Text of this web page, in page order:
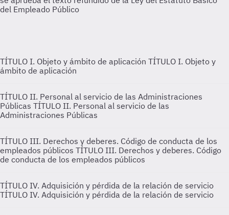
TÍTULO I. Objeto y ámbito de aplicación TÍTULO I. Objeto y
ámbito de aplicación
TÍTULO II. Personal al servicio de las Administraciones
Públicas TÍTULO II. Personal al servicio de las
Administraciones Públicas
TÍTULO III. Derechos y deberes. Código de conducta de los
empleados públicos TÍTULO III. Derechos y deberes. Código
de conducta de los empleados públicos
TÍTULO IV. Adquisición y pérdida de la relación de servicio
TÍTULO IV. Adquisición y pérdida de la relación de servicio